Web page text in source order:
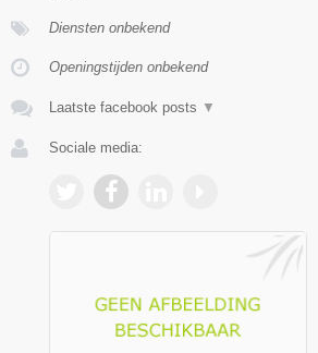
Diensten onbekend
Openingstijden onbekend
Laatste facebook posts ▼
Sociale media: